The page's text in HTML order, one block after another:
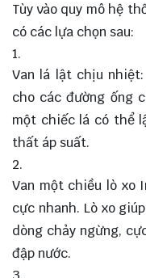
Tùy vào quy mô hệ
có các lựa chọn sau:
Van lá lật chịu
cho các đường ống
một chiếc lá có thể
thất áp suất.
Van một chiều lò xo
cực nhanh. Lò xo
dòng chảy ngừng,
đập nước.